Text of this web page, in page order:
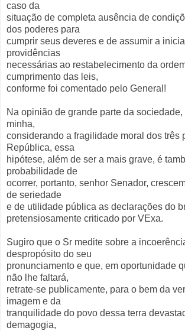
caso da
situação de completa ausência de
dos poderes para
cumprir seus deveres e de assumir a
providências
necessárias ao restabelecimento da
cumprimento das leis,
conforme foi comentado pelo General!
Na opinião de grande parte da
minha,
considerando a fragilidade moral dos três
República, essa
hipótese, além de ser a mais grave, é
probabilidade de
ocorrer, portanto, senhor Senador,
de seriedade
e de utilidade pública as declarações do
pretensiosamente criticado por VExa.
Sugiro que o Sr medite sobre a
despropósito do seu
pronunciamento e que, em oportunidade
não lhe faltará,
retrate-se publicamente, para o bem da
imagem e da
tranquilidade do povo dessa terra
demagogia,